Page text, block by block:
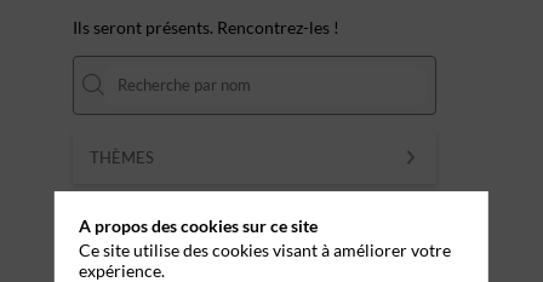
Ils seront présents. Rencontrez-les !
THÈMES
A propos des cookies sur ce site
Ce site utilise des cookies visant à améliorer votre
expérience.